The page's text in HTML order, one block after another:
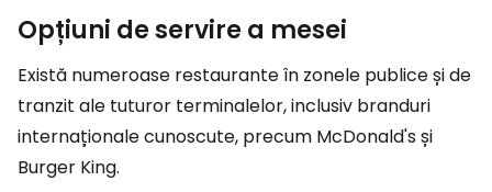
Opțiuni de servire a mesei
Există numeroase restaurante în zonele publice și de
tranzit ale tuturor terminalelor, inclusiv branduri
internaționale cunoscute, precum McDonald's și
Burger King.